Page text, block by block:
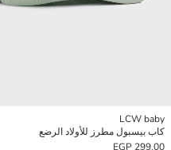
LCW baby
كاب بيسبول مطرز للأولاد الرضع
299.00 EGP